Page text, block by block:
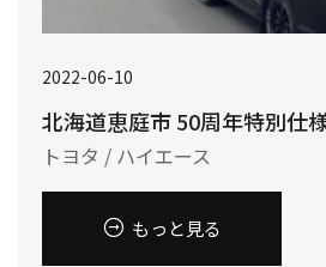
2022-06-10
北海道恵庭市 50周年特別
トヨタ / ハイエース
もっと見る